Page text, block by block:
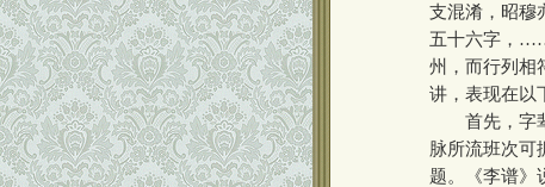
支混淆，昭穆
五十六字，
州，而行列相
讲，表现在以
首先，字辈
脉所流班次可
题。《李谱》